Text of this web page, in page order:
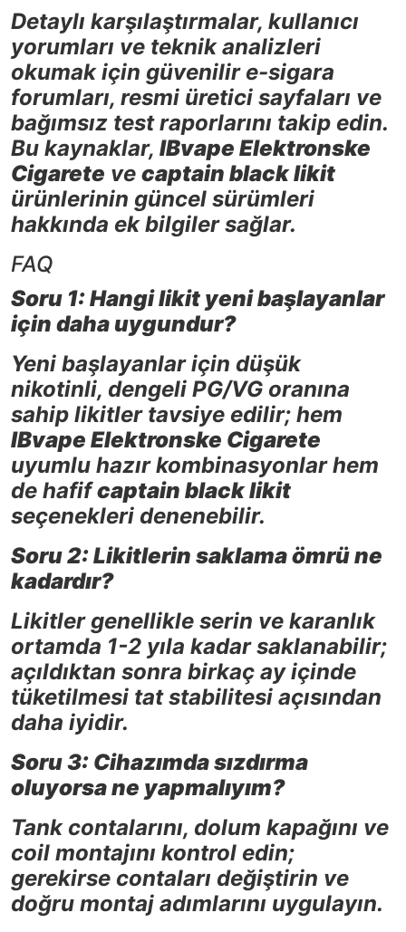
Detaylı karşılaştırmalar, kullanıcı
yorumları ve teknik analizleri
okumak için güvenilir e-sigara
forumları, resmi üretici sayfaları ve
bağımsız test raporlarını takip edin.
Bu kaynaklar, IBvape Elektronske
Cigarete ve captain black likit
ürünlerinin güncel sürümleri
hakkında ek bilgiler sağlar.
FAQ
Soru 1: Hangi likit yeni başlayanlar
için daha uygundur?
Yeni başlayanlar için düşük
nikotinli, dengeli PG/VG oranına
sahip likitler tavsiye edilir; hem
IBvape Elektronske Cigarete
uyumlu hazır kombinasyonlar hem
de hafifcaptain black likit
seçenekleri denenebilir.
Soru 2: Likitlerin saklama ömrü ne
kadardır?
Likitler genellikle serin ve karanlık
ortamda 1-2 yıla kadar saklanabilir;
açıldıktan sonra birkaç ay içinde
tüketilmesi tat stabilitesi açısından
daha iyidir.
Soru 3: Cihazımda sızdırma
oluyorsa ne yapmalıyım?
Tank contalarını, dolum kapağını ve
coil montajını kontrol edin;
gerekirse contaları değiştirin ve
doğru montaj adımlarını uygulayın.